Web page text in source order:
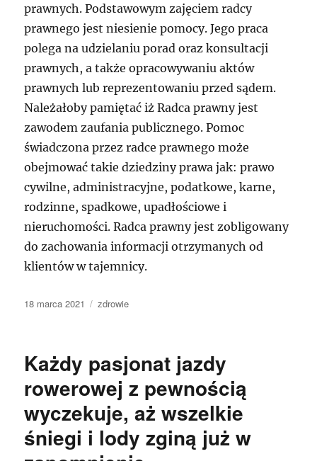
prawnych. Podstawowym zajęciem radcy
prawnego jest niesienie pomocy. Jego praca
polega na udzielaniu porad oraz konsultacji
prawnych, a także opracowywaniu aktów
prawnych lub reprezentowaniu przed sądem.
Należałoby pamiętać iż Radca prawny jest
zawodem zaufania publicznego. Pomoc
świadczona przez radce prawnego może
obejmować takie dziedziny prawa jak: prawo
cywilne, administracyjne, podatkowe, karne,
rodzinne, spadkowe, upadłościowe i
nieruchomości. Radca prawny jest zobligowany
do zachowania informacji otrzymanych od
klientów w tajemnicy.
Data
18 marca 2021 Kategorie
zdrowie
Każdy pasjonat jazdy
rowerowej z pewnością
wyczekuje, aż wszelkie
śniegi i lody zginą już w